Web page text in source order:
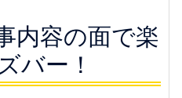
バー・キャバクラの体験入
スタッフのバイトって何を
内容の面で楽
バー！